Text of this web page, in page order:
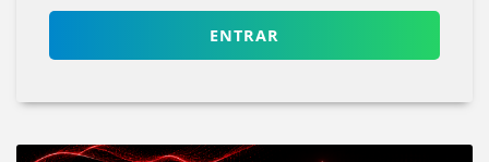
ENTRAR